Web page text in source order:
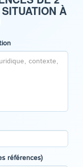
À
références)